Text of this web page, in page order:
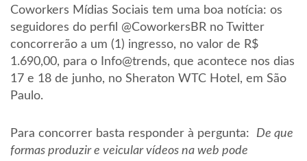
Coworkers Mídias Sociais tem uma boa notícia: os
seguidores do perfil @CoworkersBR no Twitter
concorrerão a um (1) ingresso, no valor de R$
1.690,00, para o Info@trends, que acontece nos dias
17 e 18 de junho, no Sheraton WTC Hotel, em São
Paulo.
Para concorrer basta responder à pergunta: De que
formas produzir e veicular vídeos na web pode